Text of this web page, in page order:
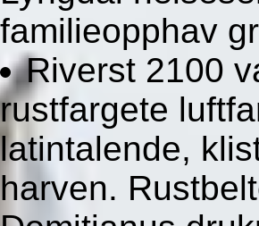
familieopphav
Riverst 2100
rustfargete
latintalende,
harven.